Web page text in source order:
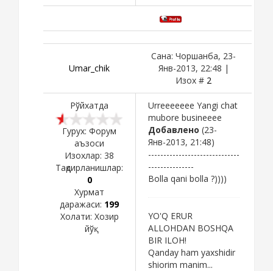
Umar_chik
Сана: Чоршанба, 23-
Янв-2013, 22:48 |
Изох # 2
Рўйхатда
Гурух: Форум
аъзоси
Изохлар: 38
Тақдирланишлар:
0
Хурмат
даражаси: 199
Холати: Хозир
йўқ
Urreeeeeee Yangi chat
mubore busineeee
Добавлено (23-
Янв-2013, 21:48)
------------------------------
---------------
Bolla qani bolla ?))))
YO'Q ERUR
ALLOHDAN BOSHQA
BIR ILOH!
Qanday ham yaxshidir
shiorim manim...